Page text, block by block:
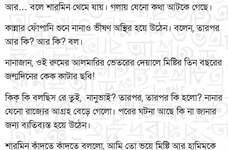
আর… বলে শারমিন থেমে যায়। গলায় যেনো কথা আটকে গেছে।
কান্নার ফোঁপানি শুনে নানাও ভীষণ অস্থির হয়ে উঠেন। বলেন, তারপর
আর কি? আর কি? বল।
নানাজান, ওই রুমের আলমারির ভেতরের দেয়ালে মিষ্টির তিন বছরের
জন্মদিনের কেক কাটার ছবি!
কিক্ কি বলছিস রে তুই, নানুভাই? তারপর, তারপর কি হলো? নানার
যেনো রাজ্যের আগ্রহ বেড়ে গেলো। পরের ঘটনা আছে কি না জানার
জন্য ব্যতিব্যস্ত হয়ে উঠেন।
শারমিন কাঁদতে কাঁদতে বললো, আমি তো ভয়ে মিষ্টি আর হামিমকে